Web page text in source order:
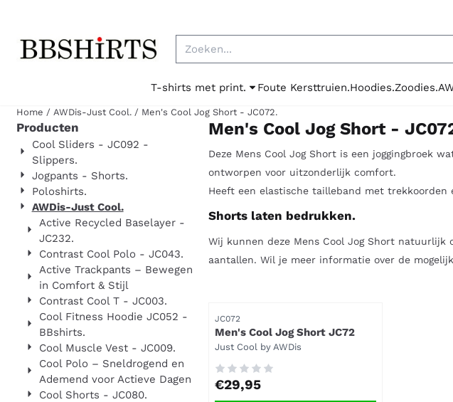
Zoeken
T-shirts met print. Foute Kersttruien.Hoodies.Zoodies.
Home / AWDis-Just Cool. / Men's Cool Jog Short - JC072.
Producten
Cool Sliders - JC092 -
Slippers.
Jogpants - Shorts.
Poloshirts.
AWDis-Just Cool.
Active Recycled Baselayer -
JC232.
Contrast Cool Polo - JC043.
Active Trackpants – Bewegen
in Comfort & Stijl
Contrast Cool T - JC003.
Cool Fitness Hoodie JC052 -
BBshirts.
Cool Muscle Vest - JC009.
Cool Polo – Sneldrogend en
Ademend voor Actieve Dagen
Cool Shorts - JC080.
Men's Cool Jog Short -
Deze Mens Cool Jog Short is een joggingbroek
ontworpen voor uitzonderlijk comfort.
Heeft een elastische tailleband met trekkoorden
Shorts laten bedrukken.
Wij kunnen deze Mens Cool Jog Short
aantallen. Wil je meer informatie over de
Artikelnummer
JC072
Men's Cool Jog Short JC72
Merk:
Just Cool by AWDis
Prijs: 29,95
€29,95